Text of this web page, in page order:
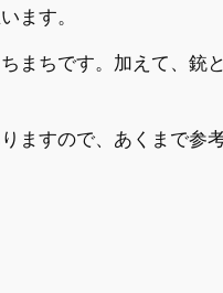
ます。
まちです。加えて、銃
ますので、あくまで参